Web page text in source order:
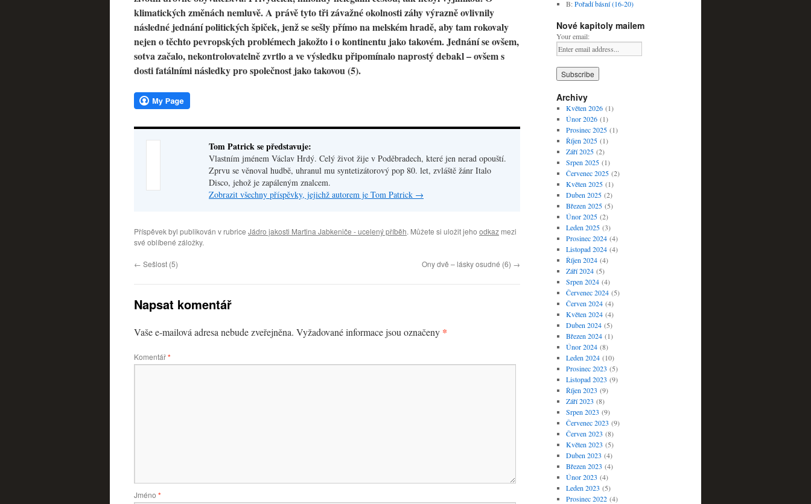
klimatických změnách nemluvě. A právě tyto tři závažné okolnosti záhy výrazně ovlivnily
následné jednání politických špiček, jenž se sešly přímo na melském hradě, aby tam rokovaly
nejen o těchto pevropských problémech jakožto i o kontinentu jako takovém. Jednání se ovšem,
sotva začalo, nekontrolovatelně zvrtlo a ve výsledku připomínalo naprostý debakl – ovšem s
dosti fatálními následky pro společnost jako takovou (5).
Tom Patrick se představuje:
Vlastním jménem Václav Hrdý. Celý život žije v Poděbradech, které jen nerad opouští.
Zprvu se věnoval hudbě, uhranul mu syntetizátorový pop 80. let, zvláště žánr Italo
Disco, jehož je zapáleným znalcem.
Zobrazit všechny příspěvky, jejichž autorem je Tom Patrick →
Příspěvek byl publikován v rubrice Jádro jakosti Martina Jabkeniče - ucelený příběh. Můžete si uložit jeho odkaz mezi
své oblíbené záložky.
← Sešlost (5) Ony dvě – lásky osudné (6) →
Napsat komentář
Vaše e-mailová adresa nebude zveřejněna. Vyžadované informace jsou označeny *
Komentář*
Jméno *
B:Pořadí básní (16-20)
Nové kapitoly mailem
Your email:
Archivy
Květen 2026(1)
Únor 2026(1)
Prosinec 2025(1)
Říjen 2025(1)
Září 2025(2)
Srpen 2025(1)
Červenec 2025(2)
Květen 2025(1)
Duben 2025(2)
Březen 2025(5)
Únor 2025(2)
Leden 2025(3)
Prosinec 2024(4)
Listopad 2024(4)
Říjen 2024(4)
Září 2024(5)
Srpen 2024(4)
Červenec 2024(5)
Červen 2024(4)
Květen 2024(4)
Duben 2024(5)
Březen 2024(1)
Únor 2024(8)
Leden 2024(10)
Prosinec 2023 (5)
Listopad 2023 (9)
Říjen 2023 (9)
Září 2023 (8)
Srpen 2023 (9)
Červenec 2023 (9)
Červen 2023 (8)
Květen 2023 (5)
Duben 2023 (4)
Březen 2023 (4)
Únor 2023 (4)
Leden 2023 (5)
Prosinec 2022(4)